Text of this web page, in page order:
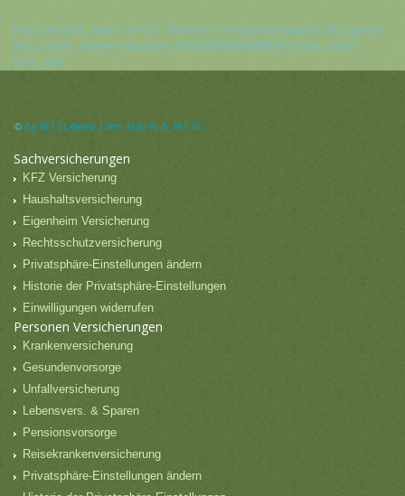
[mp_row] [mp_span col=“12″ classes=“ motopress-space“] [mp_space
mp_custom_style=“mpce-prvt-2503-582b854b09904″] [/mp_span]
[/mp_row]
© by KITTL4web | Inh. Udo B. S. KITTL
Sachversicherungen
KFZ Versicherung
Haushaltsversicherung
Eigenheim Versicherung
Rechtsschutzversicherung
Privatsphäre-Einstellungen ändern
Historie der Privatsphäre-Einstellungen
Einwilligungen widerrufen
Personen Versicherungen
Krankenversicherung
Gesundenvorsorge
Unfallversicherung
Lebensvers. & Sparen
Pensionsvorsorge
Reisekrankenversicherung
Privatsphäre-Einstellungen ändern